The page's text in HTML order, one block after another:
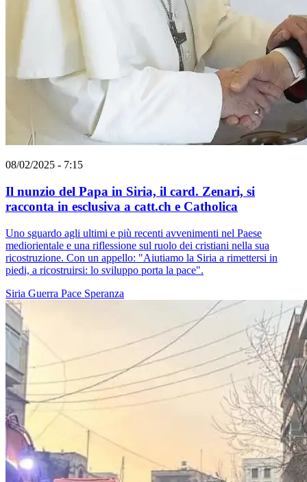
08/02/2025 - 7:15
Il nunzio del Papa in Siria, il card. Zenari, si
racconta in esclusiva a catt.ch e Catholica
Uno sguardo agli ultimi e più recenti avvenimenti nel Paese
mediorientale e una riflessione sul ruolo dei cristiani nella sua
ricostruzione. Con un appello: "Aiutiamo la Siria a rimettersi in
piedi, a ricostruirsi: lo sviluppo porta la pace".
Siria Guerra Pace Speranza